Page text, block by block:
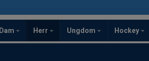
Dam Herr Ungdom Hockey